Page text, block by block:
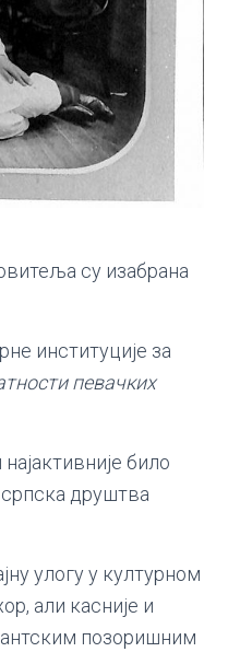
су изабрана
институције за
певачких
било
друштва
улогу у културном
али касније и
позоришним